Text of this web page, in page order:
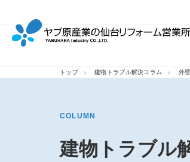
トップ 建物トラブル解決コラム 外
COLUMN
建物トラブル